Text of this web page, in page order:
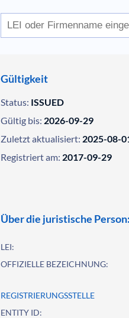
Gültigkeit
Status: ISSUED
Gültig bis: 2026-09-29
Zuletzt aktualisiert: 2025-08-
Registriert am: 2017-09-29
Über die juristische Person:
LEI:
OFFIZIELLE BEZEICHNUNG:
REGISTRIERUNGSSTELLE
ENTITY ID: